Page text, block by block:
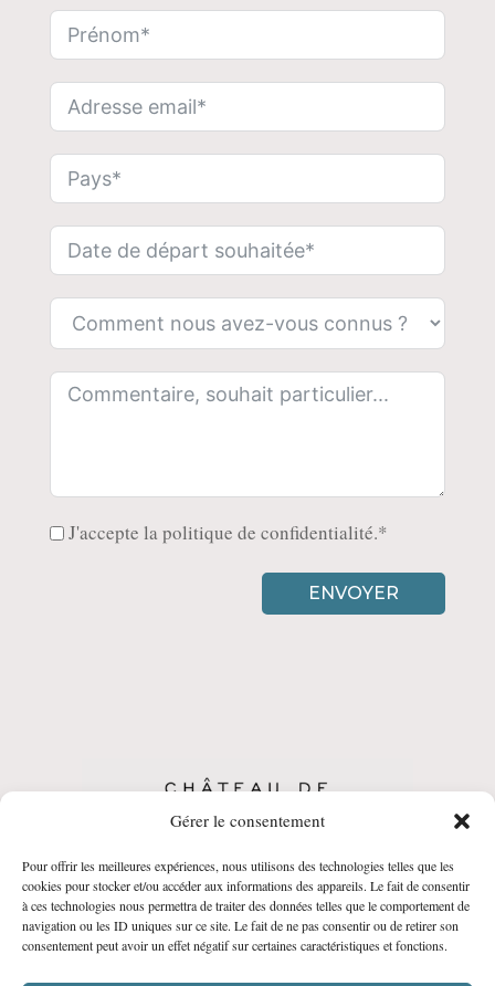
Gérer le consentement
Pour offrir les meilleures expériences, nous utilisons des technologies telles que les
cookies pour stocker et/ou accéder aux informations des appareils. Le fait de consentir
à ces technologies nous permettra de traiter des données telles que le comportement de
navigation ou les ID uniques sur ce site. Le fait de ne pas consentir ou de retirer son
consentement peut avoir un effet négatif sur certaines caractéristiques et fonctions.
J'accepte la politique de confidentialité.*
ENVOYER
CGV•Politique de Confidentialité•Mentions
légales
© Château de Malmont • Réalisation :agencebalthazar.fr